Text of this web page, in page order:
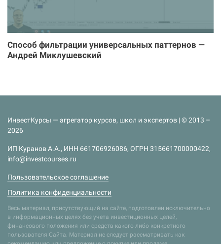
Способ фильтрации универсальных паттернов —
Андрей Миклушевский
ИнвестКурсы — агрегатор курсов, школ и экспертов | © 2013 –
2026
ИП Куранов А.А., ИНН 661706926086, ОГРН 315661700000422,
info@investcourses.ru
Пользовательское соглашение
Политика конфиденциальности
Весь материал, присутствующий на сайте, подготовлен исключительно
в информационных целях без учета инвестиционных целей,
финансового положения или средств какого-либо конкретного
пользователя Сайта. Материал не следует рассматривать как